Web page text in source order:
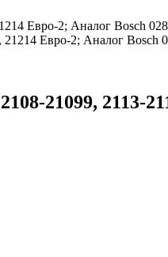
Евро-2; Аналог Bosch
21099, 2113-